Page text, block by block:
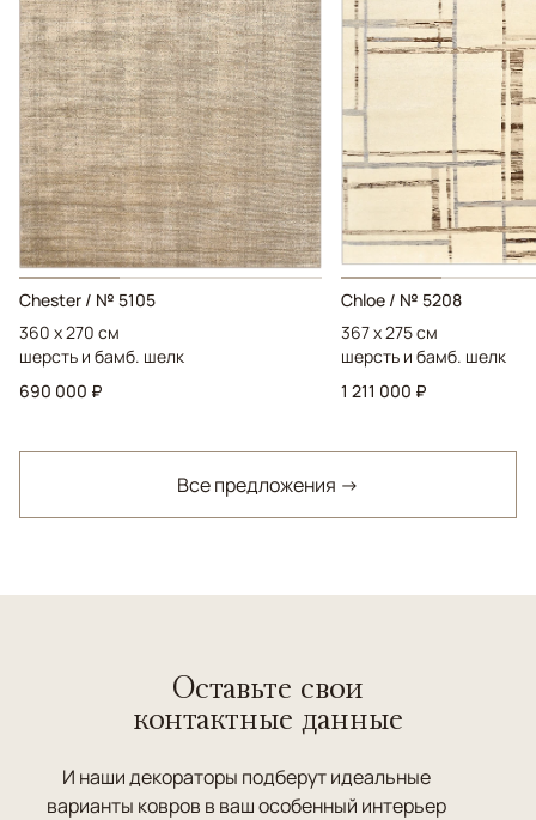
Chester / № 5105
360 x 270 см
шерсть и бамб. шелк
690 000 ₽
Chloe / № 5208
367 x 275 см
шерсть и бамб. шелк
1 211 000 ₽
Все предложения →
Оставьте свои
контактные данные
И наши декораторы подберут идеальные
варианты ковров в ваш особенный интерьер